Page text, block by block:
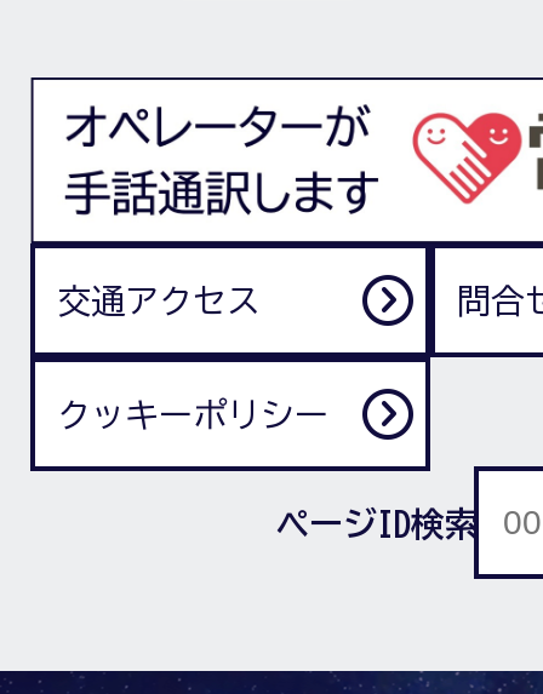
交通アクセス 問合
クッキーポリシー
ページID検索